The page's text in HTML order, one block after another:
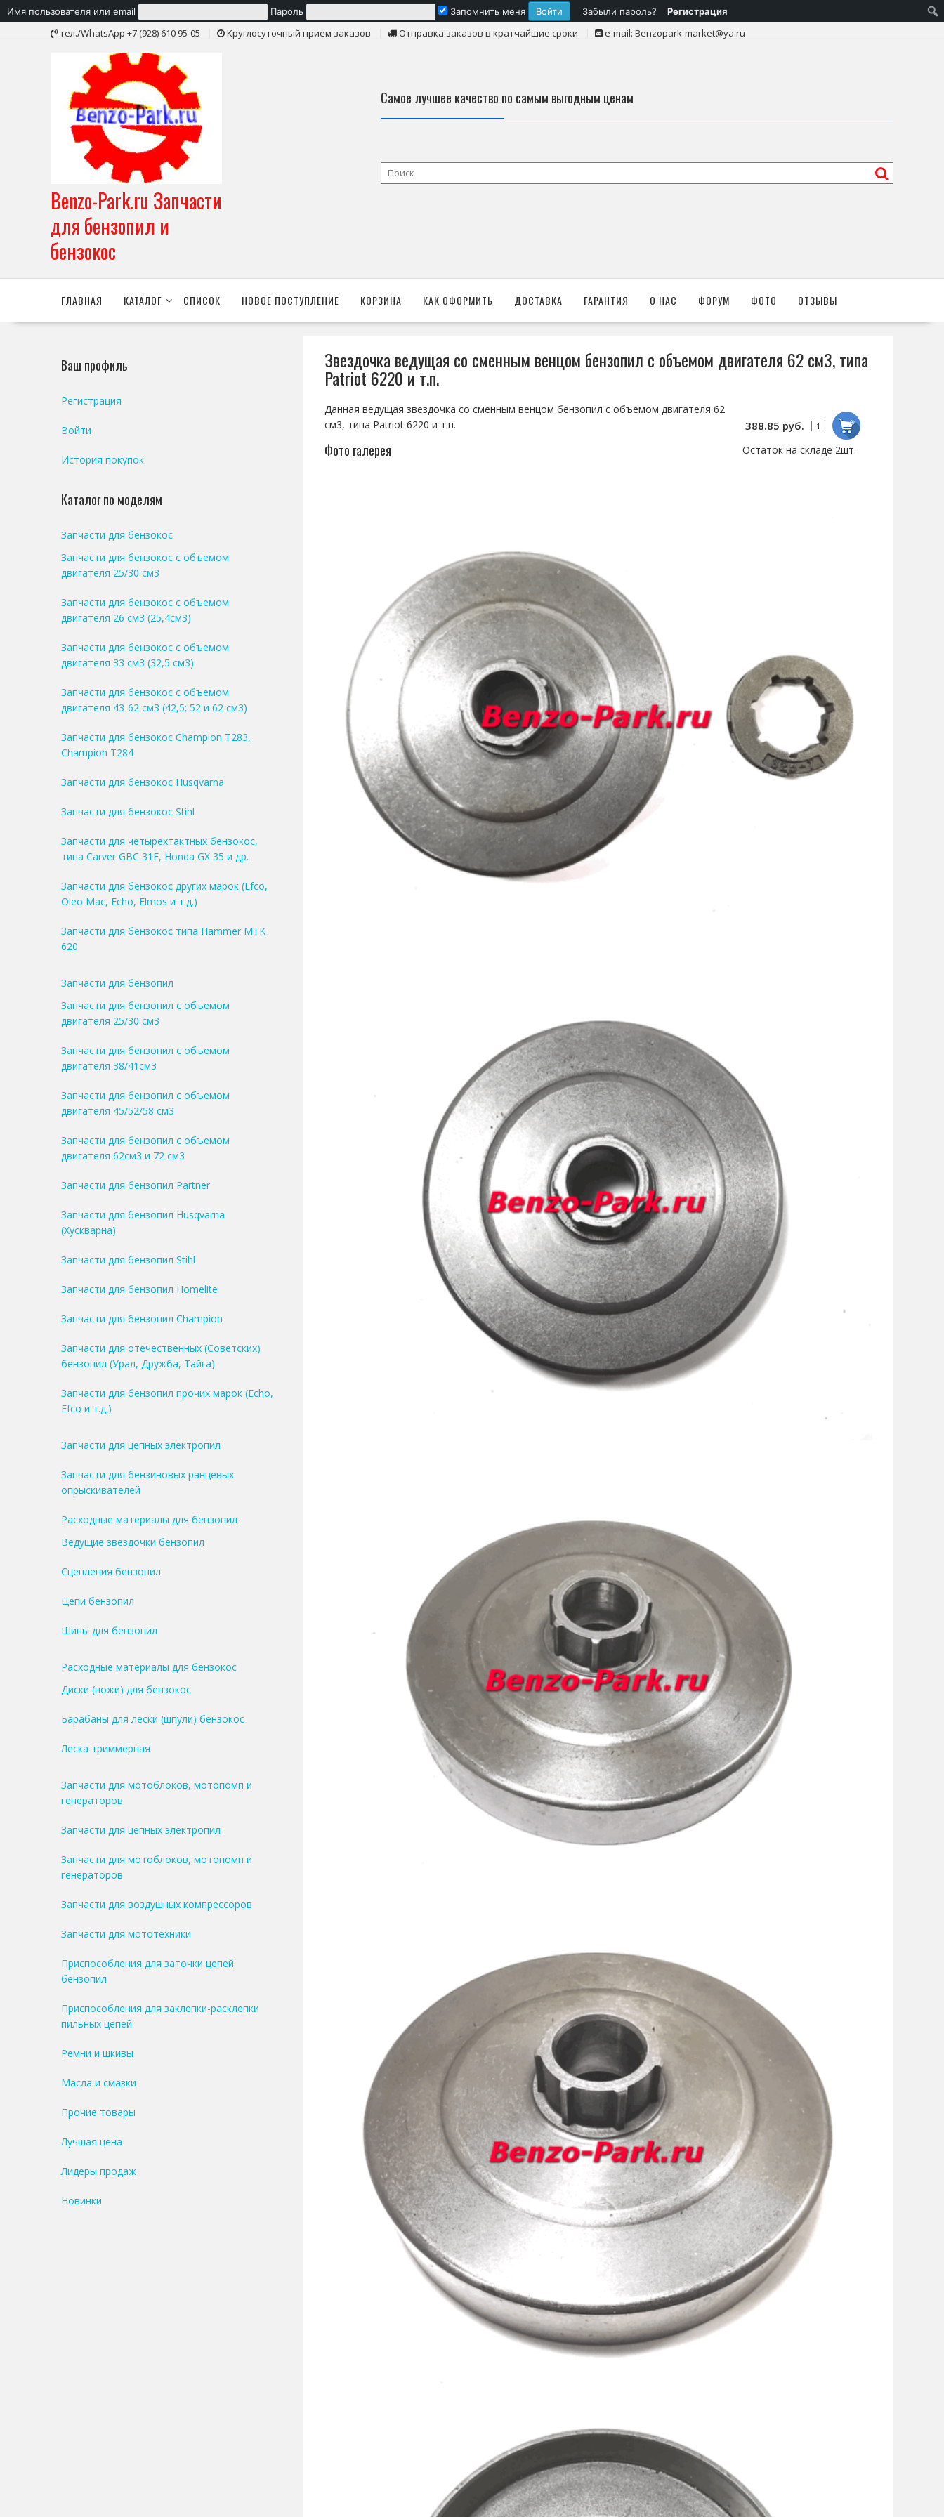
Имя пользователя или email Пароль Запомнить меня Забыли пароль? Регистрация
тел./WhatsApp +7 (928) 610 95-05 Круглосуточный прием заказов Отправка заказов в кратчайшие сроки e-mail: Benzopark-market@ya.ru
Benzo-Park.ru Запчасти
для бензопил и
бензокос
Самое лучшее качество по самым выгодным ценам
ГЛАВНАЯ КАТАЛОГ СПИСОК НОВОЕ ПОСТУПЛЕНИЕ КОРЗИНА КАК ОФОРМИТЬ ДОСТАВКА ГАРАНТИЯ О НАС ФОРУМ ФОТО ОТЗЫВЫ
Звездочка ведущая со сменным венцом бензопил с объемом двигателя 62 см3, типа
Patriot 6220 и т.п.
388.85 руб.
Остаток на складе 2шт.
Данная ведущая звездочка со сменным венцом бензопил с объемом двигателя 62
см3, типа Patriot 6220 и т.п.
Фото галерея
Ваш профиль
Регистрация
Войти
История покупок
Каталог по моделям
Запчасти для бензокос
Запчасти для бензокос с объемом
двигателя 25/30 см3
Запчасти для бензокос с объемом
двигателя 26 см3 (25,4см3)
Запчасти для бензокос с объемом
двигателя 33 см3 (32,5 см3)
Запчасти для бензокос с объемом
двигателя 43-62 см3 (42,5; 52 и 62 см3)
Запчасти для бензокос Champion T283,
Champion T284
Запчасти для бензокос Husqvarna
Запчасти для бензокос Stihl
Запчасти для четырехтактных бензокос,
типа Carver GBC 31F, Honda GX 35 и др.
Запчасти для бензокос других марок (Efco,
Oleo Mac, Echo, Elmos и т.д.)
Запчасти для бензокос типа Hammer MTK
620
Запчасти для бензопил
Запчасти для бензопил с объемом
двигателя 25/30 см3
Запчасти для бензопил с объемом
двигателя 38/41см3
Запчасти для бензопил с объемом
двигателя 45/52/58 см3
Запчасти для бензопил с объемом
двигателя 62см3 и 72 см3
Запчасти для бензопил Partner
Запчасти для бензопил Husqvarna
(Хускварна)
Запчасти для бензопил Stihl
Запчасти для бензопил Homelite
Запчасти для бензопил Champion
Запчасти для отечественных (Советских)
бензопил (Урал, Дружба, Тайга)
Запчасти для бензопил прочих марок (Echo,
Efco и т.д.)
Запчасти для цепных электропил
Запчасти для бензиновых ранцевых
опрыскивателей
Расходные материалы для бензопил
Ведущие звездочки бензопил
Сцепления бензопил
Цепи бензопил
Шины для бензопил
Расходные материалы для бензокос
Диски (ножи) для бензокос
Барабаны для лески (шпули) бензокос
Леска триммерная
Запчасти для мотоблоков, мотопомп и
генераторов
Запчасти для цепных электропил
Запчасти для мотоблоков, мотопомп и
генераторов
Запчасти для воздушных компрессоров
Запчасти для мототехники
Приспособления для заточки цепей
бензопил
Приспособления для заклепки-расклепки
пильных цепей
Ремни и шкивы
Масла и смазки
Прочие товары
Лучшая цена
Лидеры продаж
Новинки